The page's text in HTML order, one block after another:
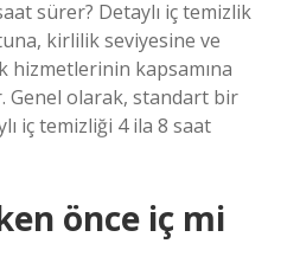
sürer? Detaylı iç temizlik
kirlilik seviyesine ve
hizmetlerinin kapsamına
Genel olarak, standart bir
iç temizliği 4 ila 8 saat
önce iç mi